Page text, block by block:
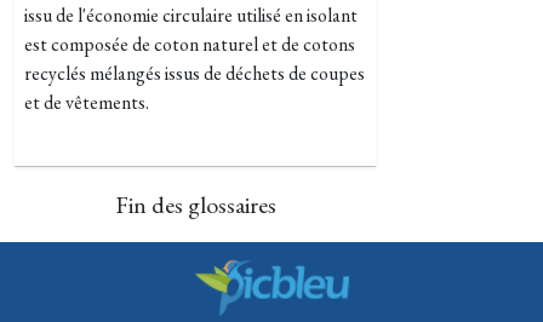
issu de l'économie circulaire utilisé en isolant
est composée de coton naturel et de cotons
recyclés mélangés issus de déchets de coupes
et de vêtements.
Fin des glossaires